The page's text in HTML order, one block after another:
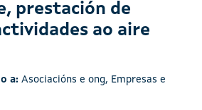
prestación de
ao aire
a: Asociacións e ong, Empresas e